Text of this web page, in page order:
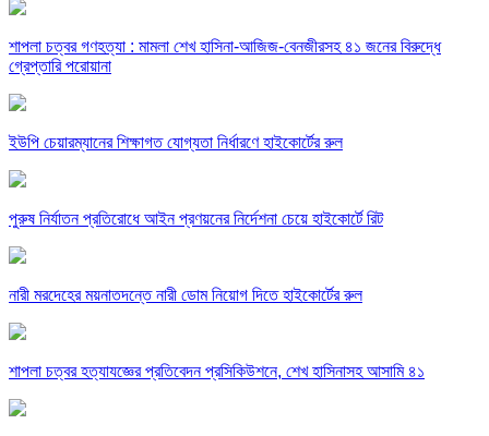
শাপলা চত্বর গণহত্যা : মামলা শেখ হাসিনা-আজিজ-বেনজীরসহ ৪১ জনের বিরুদ্ধে
গ্রেপ্তারি পরোয়ানা
ইউপি চেয়ারম্যানের শিক্ষাগত যোগ্যতা নির্ধারণে হাইকোর্টের রুল
পুরুষ নির্যাতন প্রতিরোধে আইন প্রণয়নের নির্দেশনা চেয়ে হাইকোর্টে রিট
নারী মরদেহের ময়নাতদন্তে নারী ডোম নিয়োগ দিতে হাইকোর্টের রুল
শাপলা চত্বর হত্যাযজ্ঞের প্রতিবেদন প্রসিকিউশনে, শেখ হাসিনাসহ আসামি ৪১